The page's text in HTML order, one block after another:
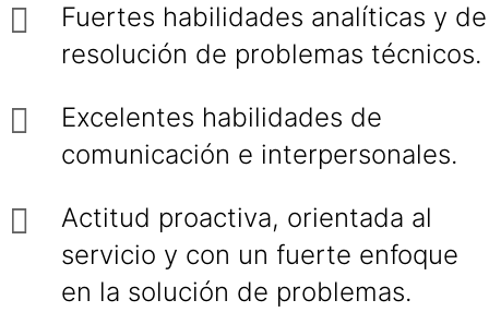
Fuertes habilidades analíticas y de
resolución de problemas técnicos.
Excelentes habilidades de
comunicación e interpersonales.
Actitud proactiva, orientada al
servicio y con un fuerte enfoque
en la solución de problemas.